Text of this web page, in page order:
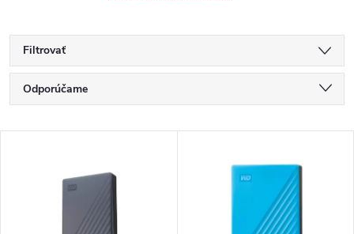
Filtrovať
R
a
Odporúčame
Najpredávanejšie